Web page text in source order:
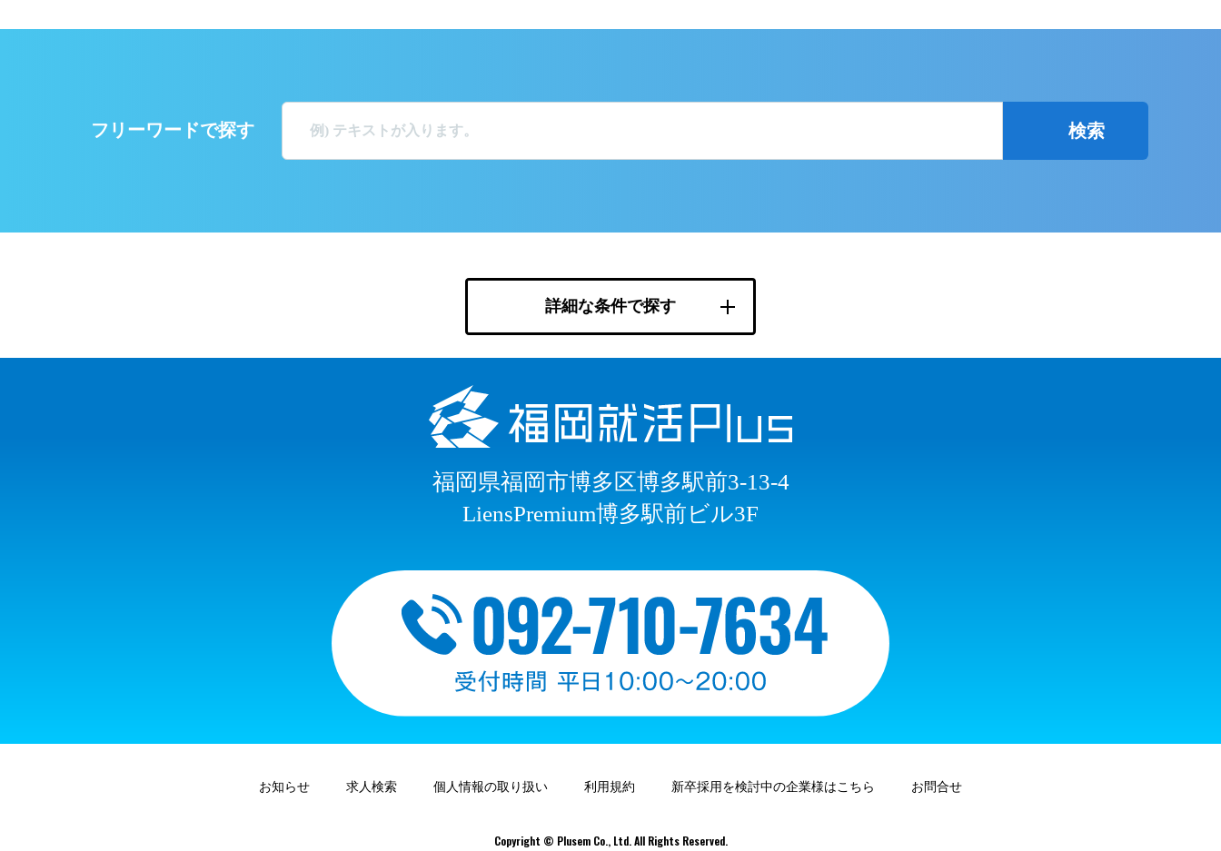
フリーワードで探す
詳細な条件で探す
福岡県福岡市博多区博多駅前3-13-4
LiensPremium博多駅前ビル3F
お知らせ 求人検索 個人情報の取り扱い 利用規約 新卒採用を検討中の企業様はこちら お問合せ
Copyright © Plusem Co., Ltd. All Rights Reserved.